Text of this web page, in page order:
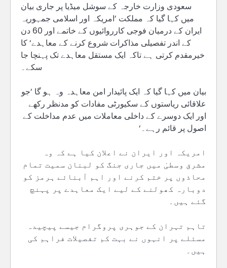
سعودی وزارت خارجہ کے سوشل میڈیا پر جاری بیان
میں کہا گیا کہ مملکت ’امریکہ اور اسلامی جمہوریہ
ایران کے درمیان فوجی کارروائیوں کے خاتمے اور 60 دن
کے اندر تفصیلی مذاکرات شروع کرنے کے معاہدے‘ کا
خیرمقدم کرتی ہے تاکہ ایک مستقل معاہدے تک پہنچا جا
سکے۔
بیان میں کہا گیا کہ ایک پائیدار امن معاہدہ وہ ہو گا ’جو
علاقائی ریاستوں کے سکیورٹی مفادات کو مدنظر رکھے
اور ایک دوسرے کے داخلی معاملات میں عدم مداخلت کے
اصول پر قائم رہے۔‘
امریکہ اور ایران نے اعلان کیا ہے کہ وہ
مشرق وسطیٰ میں جاری جنگ کو لبنان سمیت تمام
محاذوں پر ختم کرنے اور اہم آبنائے ہرمز کو
دوبارہ کھولنے کے لیے ایک معاہدے پر پہنچ
گئے ہیں۔
تاہم تہران کے جوہری پروگرام جیسے پیچیدہ
مسئلے پر انہوں نے بہت کم تفصیلات فراہم کی
ہیں۔